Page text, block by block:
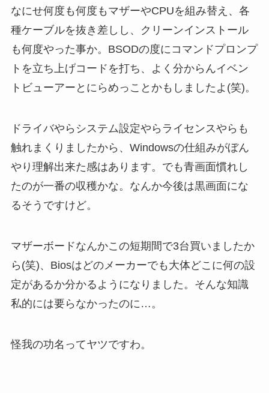
なにせ何度も何度もマザーやCPUを組み替え、各
種ケーブルを抜き差しし、クリーンインストール
も何度やった事か。BSODの度にコマンドプロンプ
トを立ち上げコードを打ち、よく分からんイベン
トビューアーとにらめっことかもしましたよ(笑)。
ドライバやらシステム設定やらライセンスやらも
触れまくりましたから、Windowsの仕組みがぼん
やり理解出来た感はあります。でも青画面慣れし
たのが一番の収穫かな。なんか今後は黒画面にな
るそうですけど。
マザーボードなんかこの短期間で3台買いましたか
ら(笑)、Biosはどのメーカーでも大体どこに何の設
定があるか分かるようになりました。そんな知識
私的には要らなかったのに…。
怪我の功名ってヤツですわ。